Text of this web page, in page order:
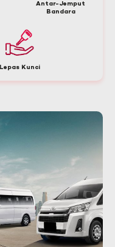
Antar-Jemput
Bandara
Lepas Kunci